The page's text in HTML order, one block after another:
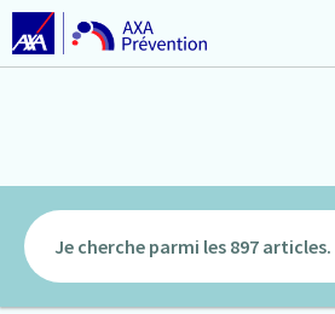
Je cherche parmi les 897 articles.